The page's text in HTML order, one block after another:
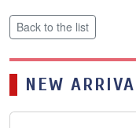
Back to the list
NEW